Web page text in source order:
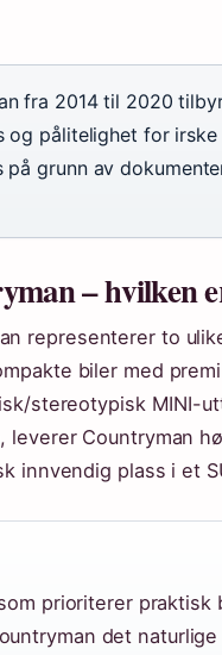
fra 2014 til 2020
pålitelighet for irske
på grunn av
– hvilken
representerer to
biler med
stereotypisk MINI-
leverer Countryman
innvendig plass i et
prioriterer praktisk
det